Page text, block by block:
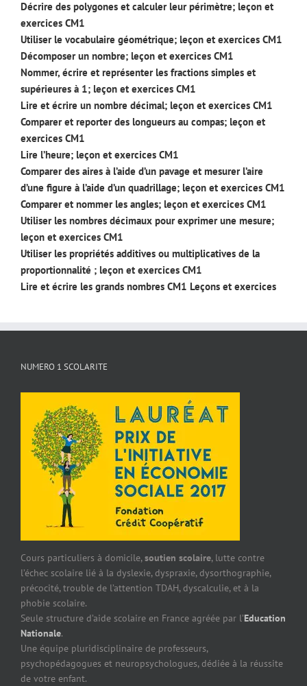
Décrire des polygones et calculer leur périmètre; leçon et
exercices CM1
Utiliser le vocabulaire géométrique; leçon et exercices CM1
Décomposer un nombre; leçon et exercices CM1
Nommer, écrire et représenter les fractions simples et
supérieures à 1; leçon et exercices CM1
Lire et écrire un nombre décimal; leçon et exercices CM1
Comparer et reporter des longueurs au compas; leçon et
exercices CM1
Lire l’heure; leçon et exercices CM1
Comparer des aires à l’aide d’un pavage et mesurer l’aire
d’une figure à l’aide d’un quadrillage; leçon et exercices CM1
Comparer et nommer les angles; leçon et exercices CM1
Utiliser les nombres décimaux pour exprimer une mesure;
leçon et exercices CM1
Utiliser les propriétés additives ou multiplicatives de la
proportionnalité ; leçon et exercices CM1
Lire et écrire les grands nombres CM1 Leçons et exercices
NUMERO 1 SCOLARITE
Cours particuliers à domicile,soutien scolaire, lutte contre
l’échec scolaire lié à la dyslexie, dyspraxie, dysorthographie,
précocité, trouble de l’attention TDAH, dyscalculie, et à la
phobie scolaire.
Seule structure d’aide scolaire en France agréée par l’Education
Nationale.
Une équipe pluridisciplinaire de professeurs,
psychopédagogues et neuropsychologues, dédiée à la réussite
de votre enfant.